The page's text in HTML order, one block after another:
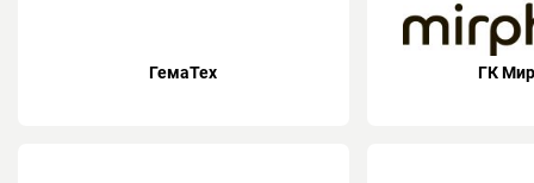
ГемаТех ГК